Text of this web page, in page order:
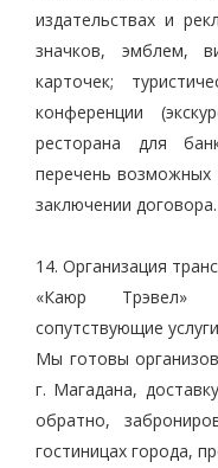
издательствах и
значков, эмблем,
карточек;
конференции
ресторана для
перечень возможных
заключении договора.
14. Организация
«Каюр Трэвел»
сопутствующие
Мы готовы
г. Магадана,
обратно,
гостиницах города,